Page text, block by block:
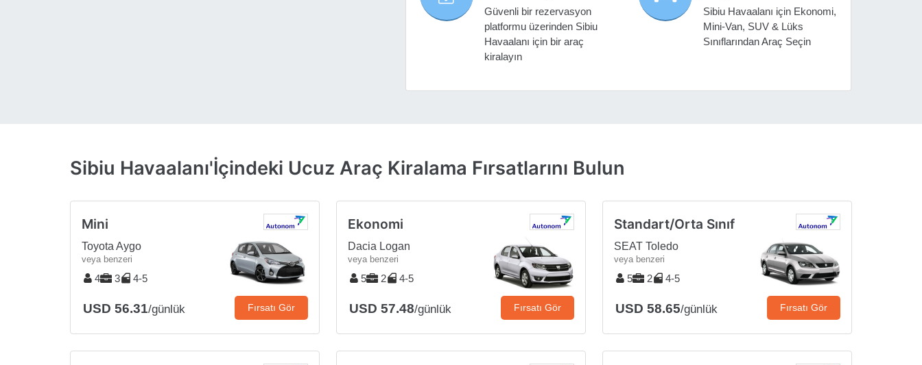
Güvenli bir rezervasyon
platformu üzerinden Sibiu
Havaalanı için bir araç
kiralayın
Sibiu Havaalanı için Ekonomi,
Mini-Van, SUV & Lüks
Sınıflarından Araç Seçin
Sibiu Havaalanı'İçindeki Ucuz Araç Kiralama Fırsatlarını Bulun
Mini
Toyota Aygo
veya benzeri
4 3 4-5
USD 56.31/günlük Fırsatı Gör
Ekonomi
Dacia Logan
veya benzeri
5 2 4-5
USD 57.48/günlük Fırsatı Gör
Standart/Orta Sınıf
SEAT Toledo
veya benzeri
5 2 4-5
USD 58.65/günlük Fırsatı Gör